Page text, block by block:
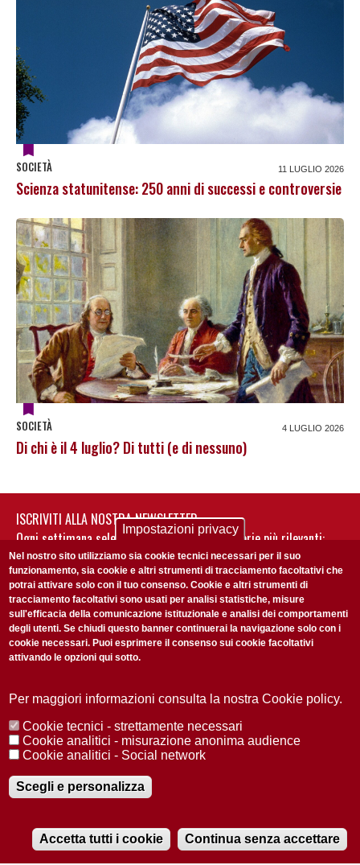
SOCIETÀ 11 LUGLIO 2026
Scienza statunitense: 250 anni di successi e controversie
SOCIETÀ 4 LUGLIO 2026
Di chi è il 4 luglio? Di tutti (e di nessuno)
ISCRIVITI ALLA NOSTRA NEWSLETTER
Ogni settimana selezioniamo per te nostre storie più rilevanti:
non perderti gli aggiornamenti della nostra newsletter
Accetto laPrivacy Policy
Redazione Copyright Privacy
Area stampa
© 2025 Università di Padova
Registrazione presso il Tribunale di Padova n. 2097/2012 del 18 giugno
2012
Impostazioni privacy
Nel nostro sito utilizziamo sia cookie tecnici necessari per il suo
funzionamento, sia cookie e altri strumenti di tracciamento facoltativi che
potrai attivare solo con il tuo consenso. Cookie e altri strumenti di
tracciamento facoltativi sono usati per analisi statistiche, misure
sull'efficacia della comunicazione istituzionale e analisi dei comportamenti
degli utenti. Se chiudi questo banner continuerai la navigazione solo con i
cookie necessari. Puoi esprimere il consenso sui cookie facoltativi
attivando le opzioni qui sotto.
Per maggiori informazioni consulta la nostra Cookie policy.
Cookie tecnici - strettamente necessari
Cookie analitici - misurazione anonima audience
Cookie analitici - Social network
Scegli e personalizza
Accetta tutti i cookie Continua senza accettare